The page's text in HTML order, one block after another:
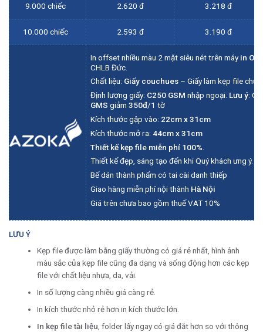
9.000 chiếc 2.620 đ 3.218 đ
10.000 chiếc 2.593 đ 3.190 đ
In offset nhiều màu 2 mặt siêu nét trên máy in
CHLB Đức.
Chất liệu: Giấy couchues – Giấy làm kẹp file
Định lượng giấy: C250 GSM nhập ngoại. Lưu ý:
GMS giảm 350đ/1 tờ
Kích thước gập vào: 22cm x 31cm
Kích thước mở ra: 44cm x 31cm
Thiết kế kẹp file miễn phí 100%
Thiết kế đẹp, sáng tạo đến khi Quý khách ưng ý.
Bế dán thành phẩm có tai cài danh thiếp
Giao hàng miễn phí nội thành Hà Nội
Giá trên chưa bao gồm thuế VAT 10%
LƯU Ý
Kẹp file được làm bằng giấy thường có giá rẻ nhất, hình ảnh
màu sắc của kẹp file cũng đa dạng và sống động hơn các kẹp
file với chất liệu nhựa, da, vải.
In số lượng càng nhiều giá càng rẻ.
In kích thước nhỏ rẻ hơn in kích thước lớn.
In kẹp file tài liệu, folder lấy ngay có giá đắt hơn so với thông